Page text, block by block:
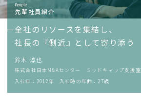
People
先輩社員紹介
全社のリソースを集結し、
社長の『側近』として寄り添う
鈴木 淳也
株式会社日本M&Aセンター ミッドキャップ支援室
入社年：2012年 入社時の年齢：27歳